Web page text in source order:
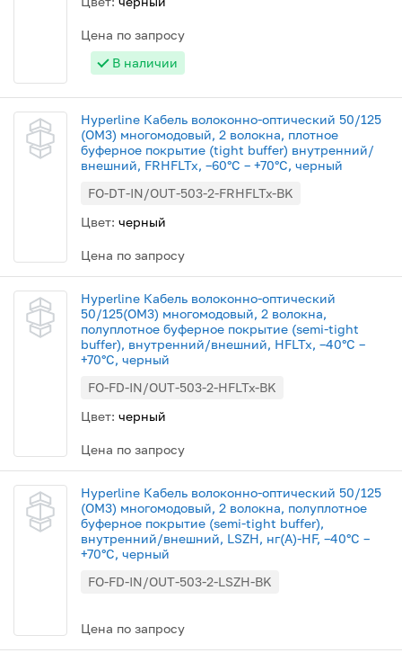
Цена по запросу
В наличии
Hyperline Кабель волоконно-оптический 50/125
(OM3) многомодовый, 2 волокна, плотное
буферное покрытие (tight buffer) внутренний/
внешний, FRHFLTx, –60°C – +70°C, черный
FO-DT-IN/OUT-503-2-FRHFLTx-BK
Цвет: черный
Цена по запросу
Hyperline Кабель волоконно-оптический
50/125(OM3) многомодовый, 2 волокна,
полуплотное буферное покрытие (semi-tight
buffer), внутренний/внешний, HFLTx, –40°C –
+70°C, черный
FO-FD-IN/OUT-503-2-HFLTx-BK
Цвет: черный
Цена по запросу
Hyperline Кабель волоконно-оптический 50/125
(OM3) многомодовый, 2 волокна, полуплотное
буферное покрытие (semi-tight buffer),
внутренний/внешний, LSZH, нг(А)-HF, –40°C –
+70°C, черный
FO-FD-IN/OUT-503-2-LSZH-BK
Цена по запросу